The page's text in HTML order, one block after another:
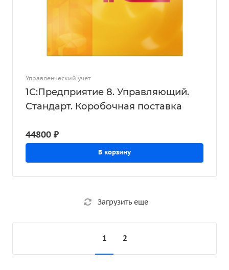
Управленческий учет
1С:Предприятие 8. Управляющий.
Стандарт. Коробочная поставка
44800 ₽
В корзину
Загрузить еще
1 2